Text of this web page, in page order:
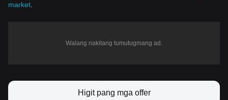
market
Walang nakitang tumutugmang ad.
Higit pang mga offer